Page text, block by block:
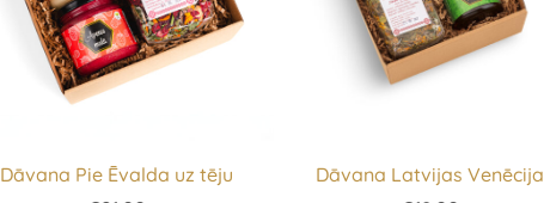
Dāvana Pie Ēvalda uz tēju
Dāvana Latvijas Venēcija